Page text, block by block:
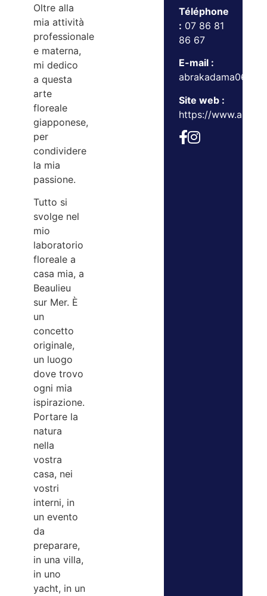
Oltre alla
mia attività
professionale
e materna,
mi dedico
a questa
arte
floreale
giapponese,
per
condividere
la mia
passione.
Tutto si
svolge nel
mio
laboratorio
floreale a
casa mia, a
Beaulieu
sur Mer. È
un
concetto
originale,
un luogo
dove trovo
ogni mia
ispirazione.
Portare la
natura
nella
vostra
casa, nei
vostri
interni, in
un evento
da
preparare,
in una villa,
in uno
yacht, in un
Téléphone
: 07 86 81
86 67
E-mail :
Site web :
https://